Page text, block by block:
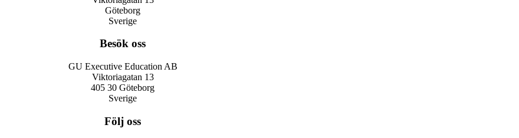
Göteborg
Sverige
Besök oss
GU Executive Education AB
Viktoriagatan 13
405 30 Göteborg
Sverige
Följ oss